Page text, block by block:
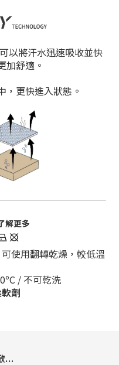
以將汗水迅速吸收並快
加舒適。
，更快進入狀態。
解更多
使用翻轉乾燥，較低溫
ºC / 不可乾洗
劑
...